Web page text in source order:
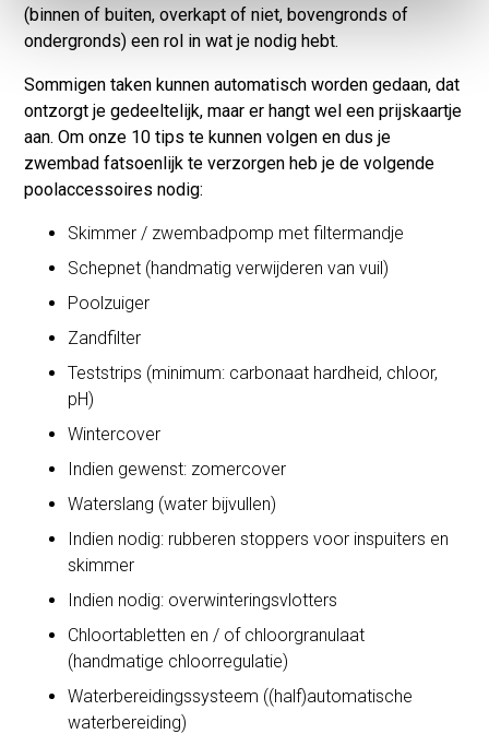
(binnen of buiten, overkapt of niet, bovengronds of
ondergronds) een rol in wat je nodig hebt.
Sommigen taken kunnen automatisch worden gedaan, dat
ontzorgt je gedeeltelijk, maar er hangt wel een prijskaartje
aan. Om onze 10 tips te kunnen volgen en dus je
zwembad fatsoenlijk te verzorgen heb je de volgende
poolaccessoires nodig:
Skimmer / zwembadpomp met filtermandje
Schepnet (handmatig verwijderen van vuil)
Poolzuiger
Zandfilter
Teststrips (minimum: carbonaat hardheid, chloor,
pH)
Wintercover
Indien gewenst: zomercover
Waterslang (water bijvullen)
Indien nodig: rubberen stoppers voor inspuiters en
skimmer
Indien nodig: overwinteringsvlotters
Chloortabletten en / of chloorgranulaat
(handmatige chloorregulatie)
Waterbereidingssysteem ((half)automatische
waterbereiding)